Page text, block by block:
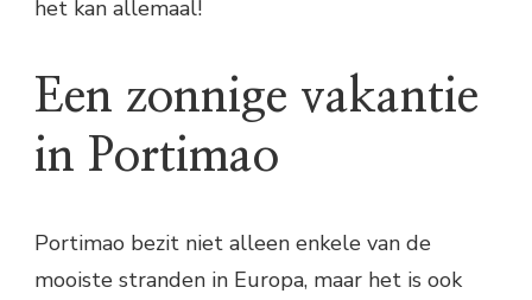
het kan allemaal!
Een zonnige vakantie
in Portimao
Portimao bezit niet alleen enkele van de
mooiste stranden in Europa, maar het is ook